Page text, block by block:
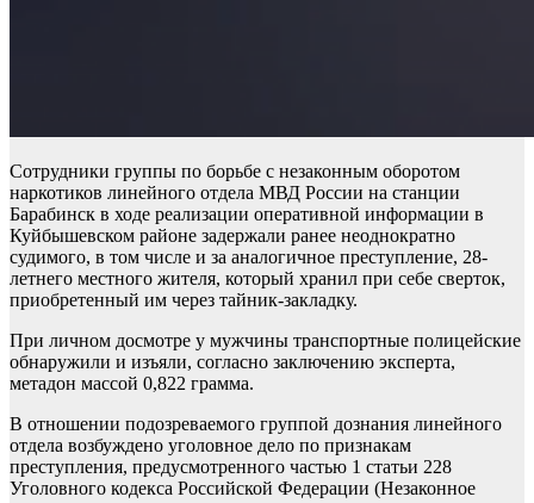
Сотрудники группы по борьбе с незаконным оборотом
наркотиков линейного отдела МВД России на станции
Барабинск в ходе реализации оперативной информации в
Куйбышевском районе задержали ранее неоднократно
судимого, в том числе и за аналогичное преступление, 28-
летнего местного жителя, который хранил при себе сверток,
приобретенный им через тайник-закладку.
При личном досмотре у мужчины транспортные полицейские
обнаружили и изъяли, согласно заключению эксперта,
метадон массой 0,822 грамма.
В отношении подозреваемого группой дознания линейного
отдела возбуждено уголовное дело по признакам
преступления, предусмотренного частью 1 статьи 228
Уголовного кодекса Российской Федерации (Незаконное